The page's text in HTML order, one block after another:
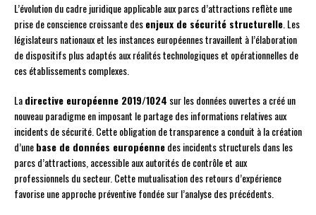
L’évolution du cadre juridique applicable aux parcs d’attractions reflète une
prise de conscience croissante desenjeux de sécurité structurelle . Les
législateurs nationaux et les instances européennes travaillent à l’élaboration
de dispositifs plus adaptés aux réalités technologiques et opérationnelles de
ces établissements complexes.
Ladirective européenne 2019/1024 sur les données ouvertes a créé un
nouveau paradigme en imposant le partage des informations relatives aux
incidents de sécurité. Cette obligation de transparence a conduit à la création
d’unebase de données européennedes incidents structurels dans les
parcs d’attractions, accessible aux autorités de contrôle et aux
professionnels du secteur. Cette mutualisation des retours d’expérience
favorise une approche préventive fondée sur l’analyse des précédents.